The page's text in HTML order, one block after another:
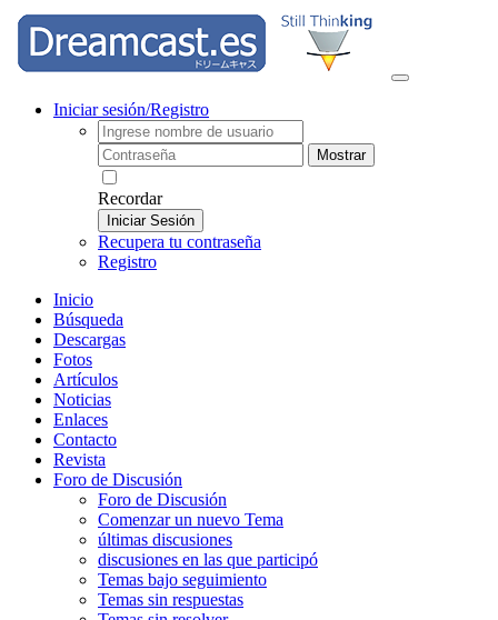
Iniciar sesión/Registro
Mostrar
Recordar
Iniciar Sesión
Recupera tu contraseña
Registro
Inicio
Búsqueda
Descargas
Fotos
Artículos
Noticias
Enlaces
Contacto
Revista
Foro de Discusión
Foro de Discusión
Comenzar un nuevo Tema
últimas discusiones
discusiones en las que participó
Temas bajo seguimiento
Temas sin respuestas